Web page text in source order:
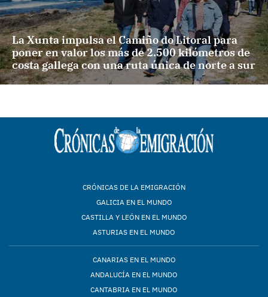
La Xunta impulsa el Camiño do Litoral para
poner en valor los más de 2.500 kilómetros de
costa gallega con una ruta única de norte a sur
CRÓNICAS DE LA EMIGRACIÓN
GALICIA EN EL MUNDO
CASTILLA Y LEÓN EN EL MUNDO
ASTURIAS EN EL MUNDO
CANARIAS EN EL MUNDO
ANDALUCÍA EN EL MUNDO
CANTABRIA EN EL MUNDO